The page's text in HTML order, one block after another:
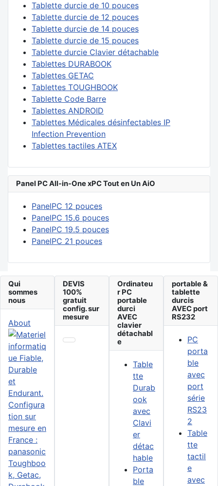
Tablette durcie de 10 pouces
Tablette durcie de 12 pouces
Tablette durcie de 14 pouces
Tablette durcie de 15 pouces
Tablette durcie Clavier détachable
Tablettes DURABOOK
Tablettes GETAC
Tablettes TOUGHBOOK
Tablette Code Barre
Tablettes ANDROID
Tablettes Médicales désinfectables IP
Infection Prevention
Tablettes tactiles ATEX
Panel PC All-in-One xPC Tout en Un AiO
PanelPC 12 pouces
PanelPC 15.6 pouces
PanelPC 19.5 pouces
PanelPC 21 pouces
Qui
sommes
nous
About
DEVIS
100%
gratuit
config. sur
mesure
Ordinateu
r PC
portable
durci
AVEC
clavier
détachabl
e
Table
tte
Durab
ook
avec
Clavi
er
détac
hable
Porta
ble
portable &
tablette
durcis
AVEC port
RS232
PC
porta
ble
avec
port
série
RS23
2
Table
tte
tactil
e
avec